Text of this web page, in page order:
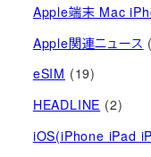
Apple端末 Mac
Apple関連ニュース
eSIM (19)
HEADLINE (2)
iOS(iPhone iPad